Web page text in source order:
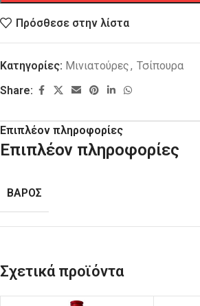
Πρόσθεσε στην λίστα
Κατηγορίες: Μινιατούρες, Τσίπουρα
Share:
Επιπλέον πληροφορίες
Επιπλέον πληροφορίες
ΒΑΡΟΣ
Σχετικά προϊόντα